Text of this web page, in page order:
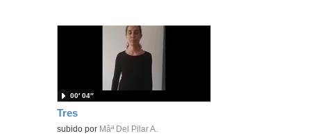
Tres
subido por Mâª Del Pilar A.
00′ 04″